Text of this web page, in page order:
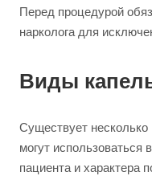
Перед процедурой
нарколога для
Виды
Существует несколько
могут использоваться
пациента и характера